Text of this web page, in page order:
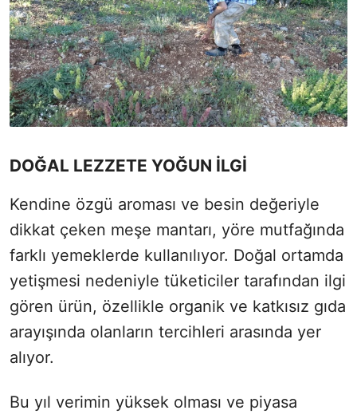
DOĞAL LEZZETE YOĞUN İLGİ
Kendine özgü aroması ve besin değeriyle
dikkat çeken meşe mantarı, yöre mutfağında
farklı yemeklerde kullanılıyor. Doğal ortamda
yetişmesi nedeniyle tüketiciler tarafından ilgi
gören ürün, özellikle organik ve katkısız gıda
arayışında olanların tercihleri arasında yer
alıyor.
Bu yıl verimin yüksek olması ve piyasa